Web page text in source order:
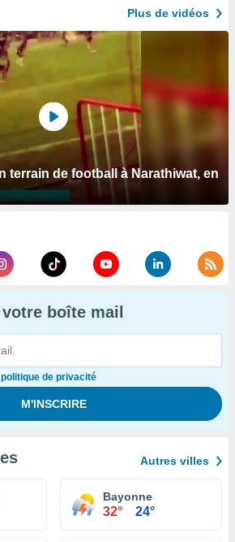
Plus de vidéos
terrain de football à Narathiwat, en
boîte mail
de privacité
Autres villes
Bayonne
32° 24°